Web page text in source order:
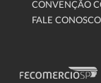
CONVENÇÃO
FALE CONOSCO